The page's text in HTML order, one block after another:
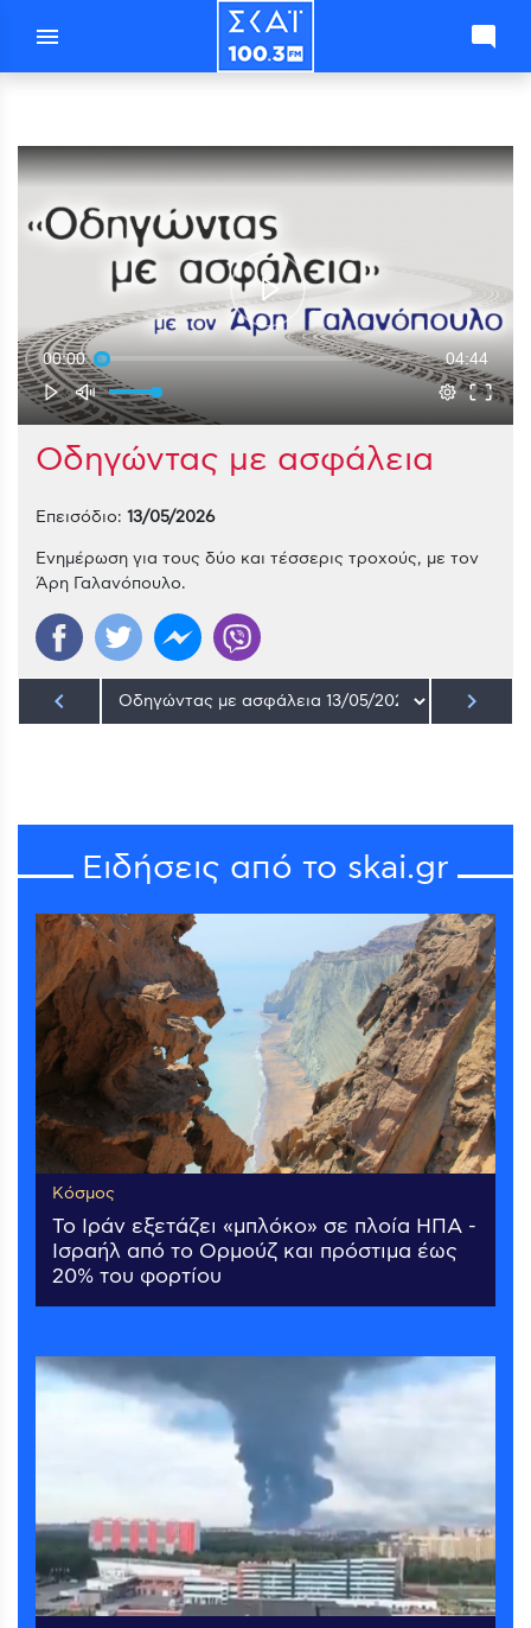
menu mode_comment
00:00 04:44
Οδηγώντας με ασφάλεια
Επεισόδιο: 13/05/2026
Ενημέρωση για τους δύο και τέσσερις τροχούς, με τον
Άρη Γαλανόπουλο.
keyboard_arrow_left keyboard_arrow_right
Ειδήσεις από το skai.gr
Κόσμος
Το Ιράν εξετάζει «μπλόκο» σε πλοία ΗΠΑ -
Ισραήλ από το Ορμούζ και πρόστιμα έως
20% του φορτίου